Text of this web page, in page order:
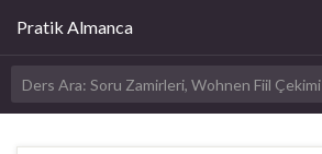
Pratik Almanca